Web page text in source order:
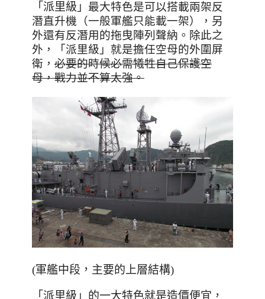
「派里級」 最大特色是可以搭載兩架反
潛直升機（一般軍艦只能載一架），另
外還有反潛用的拖曳陣列聲納。除此之
外，「派里級」就是擔任空母的外圍屏
衛， 必要的時候必需犧牲自己保護空
母，戰力並不算太強。
(軍艦中段，主要的上層結構)
「派里級」的一大特色就是造價便宜，